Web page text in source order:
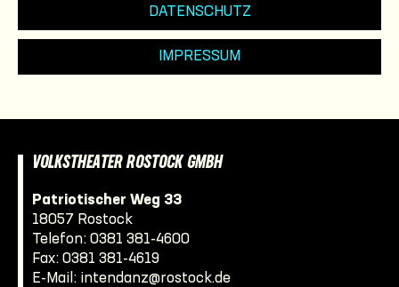
DATENSCHUTZ
IMPRESSUM
VOLKSTHEATER ROSTOCK GMBH
Patriotischer Weg 33
18057 Rostock
Telefon: 0381 381-4600
Fax: 0381 381-4619
E-Mail: intendanz@rostock.de